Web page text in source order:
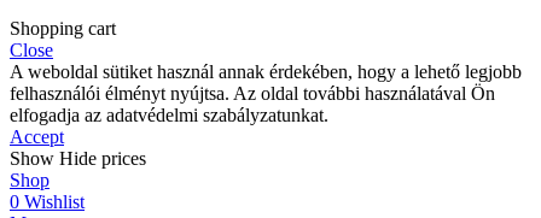
Shopping cart
Close
A weboldal sütiket használ annak érdekében, hogy a lehető legjobb
felhasználói élményt nyújtsa. Az oldal további használatával Ön
elfogadja az adatvédelmi szabályzatunkat.
Accept
Show Hide prices
Shop
0 Wishlist